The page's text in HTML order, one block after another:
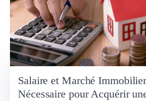
Salaire et Marché
Nécessaire pour Acquérir